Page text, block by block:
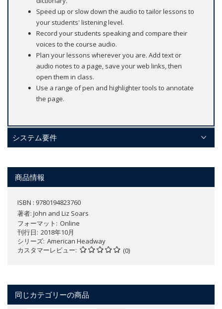
Speed up or slow down the audio to tailor lessons to
your students' listening level.
Record your students speaking and compare their
voices to the course audio.
Plan your lessons wherever you are. Add text or
audio notes to a page, save your web links, then
open them in class.
Use a range of pen and highlighter tools to annotate
the page.
システム要件
商品情報
ISBN : 9780194823760
著者: John and Liz Soars
フォーマット
Online
刊行日 2018年10月
シリーズ American Headway
カスタマーレビュー
(0)
同じカテゴリーの商品